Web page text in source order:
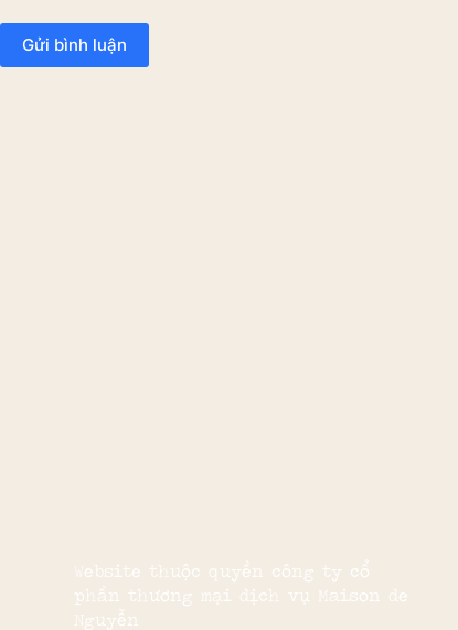
Gửi bình luận
Website thuộc quyền công ty cổ
phần thương mại dịch vụ Maison de
Nguyễn